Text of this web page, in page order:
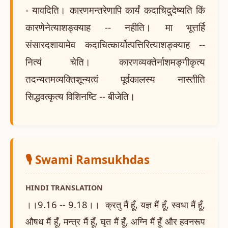
- यावदिति। कारणमन्तरेणापि कार्यं कदाचिदुदेष्यति किं
कारणेनेत्याशङ्क्याह -- नहीति। मा भूत्तर्हि
संसारदशायामेव कदाचित्कार्योत्पत्तिरित्याशङ्क्याह --
नित्यं चेति। कारणव्यक्तेर्नाशमङ्गीकृत्य
तदन्यतमव्यक्तिशून्यत्वं पूर्वकालस्य नास्तीति
सिद्धवत्कृत्य विशिनष्टि -- बीजेति।
🎙️ Swami Ramsukhdas
HINDI TRANSLATION
।।9.16 -- 9.18।। क्रतु मैं हूँ, यज्ञ मैं हूँ, स्वधा मैं हूँ,
औषध मैं हूँ, मन्त्र मैं हूँ, घृत मैं हूँ, अग्नि मैं हूँ और हवनरूप